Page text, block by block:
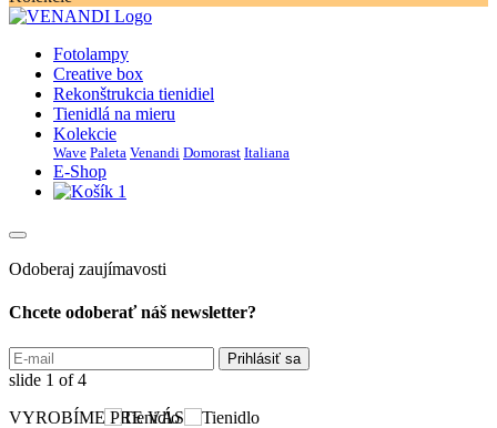
Fotolampy
Creative box
Rekonštrukcia tienidiel
Tienidlá na mieru
Kolekcie
Wave Paleta Venandi Domorast Italiana
E-Shop
1
Odoberaj zaujímavosti
Chcete odoberať náš newsletter?
slide 1 of 4
VYROBÍME PRE VÁS